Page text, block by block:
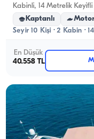
Kabinli, 14 Metrelik Keyifli
Kaptanlı
Seyir 10 Kişi · 2 Kabin ·
En Düşük
40.558 TL